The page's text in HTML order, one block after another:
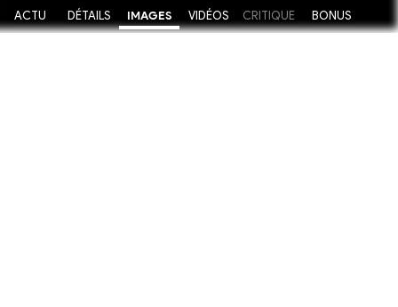
ACTU DÉTAILS IMAGES VIDÉOS CRITIQUE BONUS